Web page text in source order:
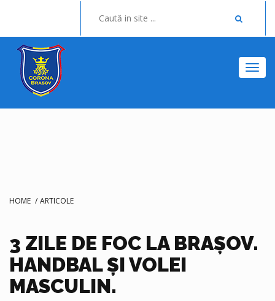
HOME / ARTICOLE
3 ZILE DE FOC LA BRAȘOV.
HANDBAL ȘI VOLEI
MASCULIN.